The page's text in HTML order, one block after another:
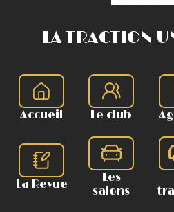
LA TRACTION
Accueil Le club
La Revue
Les
salons